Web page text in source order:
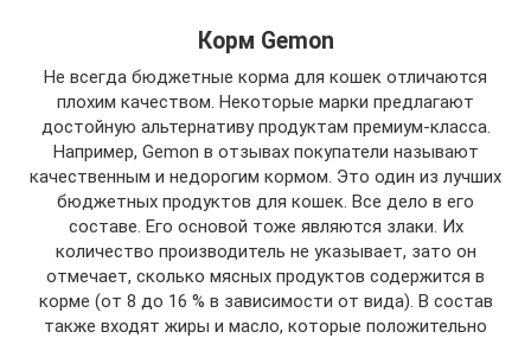
Корм Gemon
Не всегда бюджетные корма для кошек отличаются
плохим качеством. Некоторые марки предлагают
достойную альтернативу продуктам премиум-класса.
Например, Gemon в отзывах покупатели называют
качественным и недорогим кормом. Это один из лучших
бюджетных продуктов для кошек. Все дело в его
составе. Его основой тоже являются злаки. Их
количество производитель не указывает, зато он
отмечает, сколько мясных продуктов содержится в
корме (от 8 до 16 % в зависимости от вида). В состав
также входят жиры и масло, которые положительно